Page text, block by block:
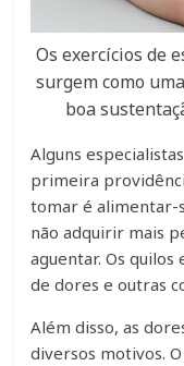
Os exercícios de
surgem como
boa
Alguns
primeira
tomar é alimentar-
não adquirir mais
aguentar. Os quilos
de dores e outras
Além disso, as
diversos motivos.